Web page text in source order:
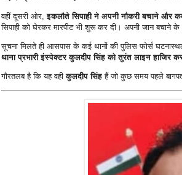
वहीं दूसरी ओर,इकलौते सिपाही ने अपनी नौकरी बचाने और
सिपाही को घेरकर मारपीट भी शुरू कर दी। अपनी जान बचाने
सूचना मिलते ही आसपास के कई थानों की पुलिस फोर्स
थाना प्रभारी इंस्पेक्टर कुलदीप सिंह को तुरंत लाइन हाजिर कर
गौरतलब है कि यह वहीकुलदीप सिंहहैं जो कुछ समय पहले